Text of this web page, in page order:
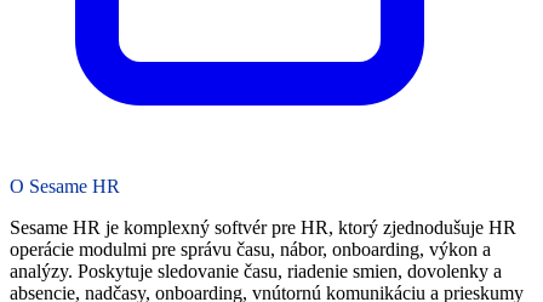
O Sesame HR
Sesame HR je komplexný softvér pre HR, ktorý zjednodušuje HR
operácie modulmi pre správu času, nábor, onboarding, výkon a
analýzy. Poskytuje sledovanie času, riadenie smien, dovolenky a
absencie, nadčasy, onboarding, vnútornú komunikáciu a prieskumy